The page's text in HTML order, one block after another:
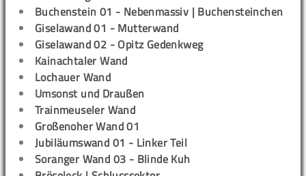
Buchenstein 01 - Nebenmassiv | Buchensteinchen
Giselawand 01 - Mutterwand
Giselawand 02 - Opitz Gedenkweg
Kainachtaler Wand
Lochauer Wand
Umsonst und Draußen
Trainmeuseler Wand
Großenoher Wand 01
Jubiläumswand 01 - Linker Teil
Soranger Wand 03 - Blinde Kuh